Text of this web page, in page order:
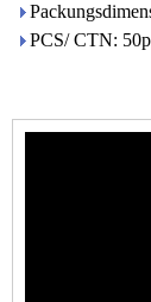
PCS/ CTN: